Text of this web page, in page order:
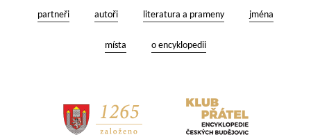
partneři autoři literatura a prameny jména
místa o encyklopedii